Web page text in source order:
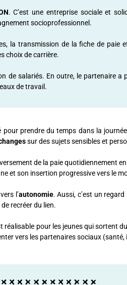
. C’est une entreprise sociale et
socioprofessionnel.
la transmission de la fiche de paie
choix de carrière.
de salariés. En outre, le partenaire a
de travail.
pour prendre du temps dans la
sur des sujets sensibles et
de la paie quotidiennement
et son insertion progressive vers le
l’autonomie. Aussi, c’est un
recréer du lien.
réalisable pour les jeunes qui sortent
vers les partenaires sociaux